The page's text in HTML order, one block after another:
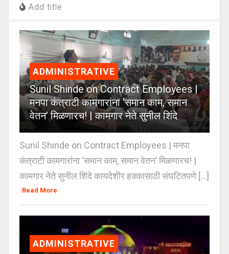
Add title
ADMINISTRATIVE
Sunil Shinde on Contract Employees |
मनपा कंत्राटी कामगारांना ‘समान काम, समान
वेतन’ मिळणारच! | कामगार नेते सुनील शिंदे
Sunil Shinde on Contract Employees | मनपा
कंत्राटी कामगारांना ‘समान काम, समान वेतन’ मिळणारच! |
कामगार नेते सुनील शिंदे कायदेशीर हक्कासाठी संघटितपणे [...]
Read More
ADMINISTRATIVE